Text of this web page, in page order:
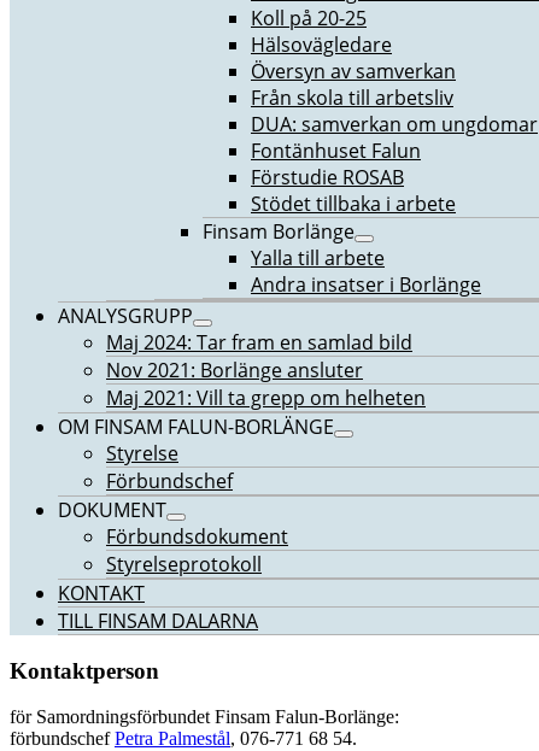
Koll på 20-25
Hälsovägledare
Översyn av samverkan
Från skola till arbetsliv
DUA: samverkan om ungdomar
Fontänhuset Falun
Förstudie ROSAB
Stödet tillbaka i arbete
Finsam Borlänge
Yalla till arbete
Andra insatser i Borlänge
ANALYSGRUPP
Maj 2024: Tar fram en samlad bild
Nov 2021: Borlänge ansluter
Maj 2021: Vill ta grepp om helheten
OM FINSAM FALUN-BORLÄNGE
Styrelse
Förbundschef
DOKUMENT
Förbundsdokument
Styrelseprotokoll
KONTAKT
TILL FINSAM DALARNA
Kontaktperson
för Samordningsförbundet Finsam Falun-Borlänge:
förbundschefPetra Palmestål, 076-771 68 54‬.